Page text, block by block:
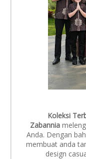
Koleksi
Zabannia
Anda. Dengan
membuat anda
design